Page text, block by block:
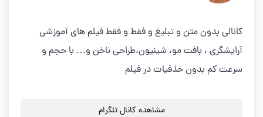
کانالی بدون متن و تبلیغ و فقط و فقط فیلم های آموزشی
آرایشگری ، بافت مو، شینیون،طراحی ناخن و… با حجم و
سرعت کم بدون حذفیات در فیلم
مشاهده کانال تلگرام